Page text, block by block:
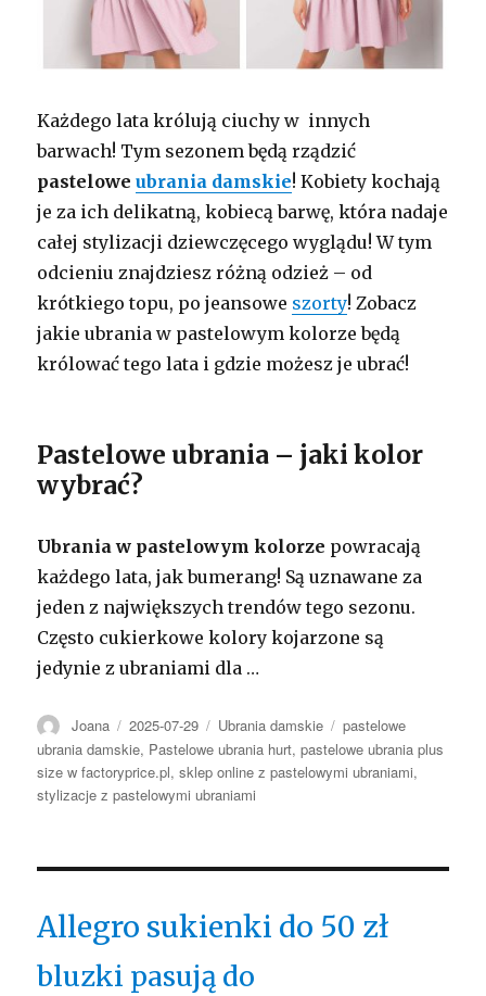
Każdego lata królują ciuchy w innych
barwach! Tym sezonem będą rządzić
pasteloweubrania damskie! Kobiety kochają
je za ich delikatną, kobiecą barwę, która nadaje
całej stylizacji dziewczęcego wyglądu! W tym
odcieniu znajdziesz różną odzież – od
krótkiego topu, po jeansowe szorty! Zobacz
jakie ubrania w pastelowym kolorze będą
królować tego lata i gdzie możesz je ubrać!
Pastelowe ubrania – jaki kolor
wybrać?
Ubrania w pastelowym kolorze powracają
każdego lata, jak bumerang! Są uznawane za
jeden z największych trendów tego sezonu.
Często cukierkowe kolory kojarzone są
jedynie z ubraniami dla …
Autor
Joana Opublikowano
2025-07-29 Kategorie
Ubrania damskie Tagi
pastelowe
ubrania damskie, Pastelowe ubrania hurt,pastelowe ubrania plus
size w factoryprice.pl,sklep online z pastelowymi ubraniami,
stylizacje z pastelowymi ubraniami
Allegro sukienki do 50 zł
bluzki pasują do